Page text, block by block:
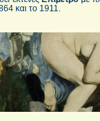
και το 1911.